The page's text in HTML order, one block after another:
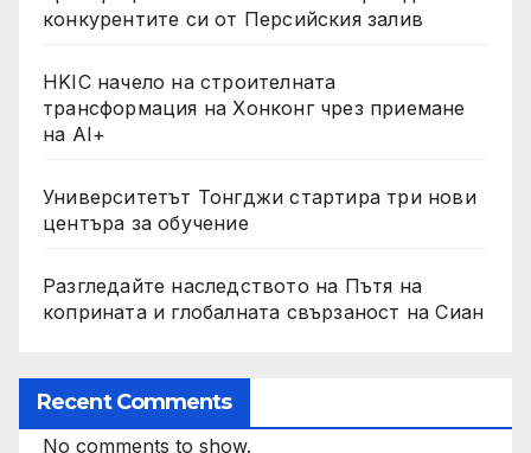
конкурентите си от Персийския залив
HKIC начело на строителната
трансформация на Хонконг чрез приемане
на AI+
Университетът Тонгджи стартира три нови
центъра за обучение
Разгледайте наследството на Пътя на
коприната и глобалната свързаност на Сиан
Recent Comments
No comments to show.